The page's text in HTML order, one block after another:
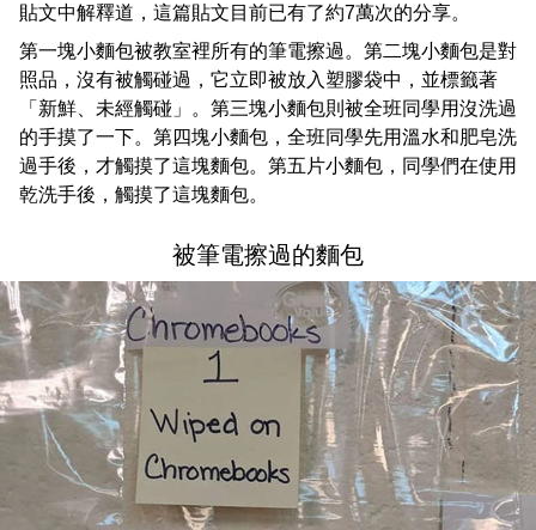
貼文中解釋道，這篇貼文目前已有了約7萬次的分享。
第一塊小麵包被教室裡所有的筆電擦過。第二塊小麵包是對
照品，沒有被觸碰過，它立即被放入塑膠袋中，並標籤著
「新鮮、未經觸碰」。第三塊小麵包則被全班同學用沒洗過
的手摸了一下。第四塊小麵包，全班同學先用溫水和肥皂洗
過手後，才觸摸了這塊麵包。第五片小麵包，同學們在使用
乾洗手後，觸摸了這塊麵包。
被筆電擦過的麵包